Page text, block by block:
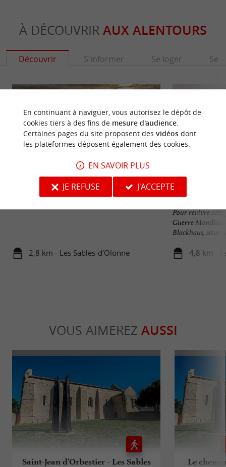
À DÉCOUVRIR AUX ALENTOURS
Découvrir S'informer Se loger Se
Plage de Tanchet
2,8 km - Les Sables-d'Olonne
Musée du
Pour revivre
Guerre
Blockhaus, situé
4,8 km -
VOUS AIMEREZ AUSSI
Saint-Jean d'Orbestier - Les Sables
Le
En continuant à naviguer, vous autorisez le dépôt de
cookies tiers à des fins de mesure d'audience.
Certaines pages du site proposent des vidéosdont
les plateformes déposent également des cookies.
EN SAVOIR PLUS
JE REFUSE
J'ACCEPTE